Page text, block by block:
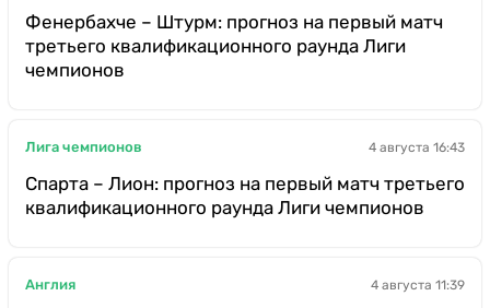
Фенербахче – Штурм: прогноз на первый матч
третьего квалификационного раунда Лиги
чемпионов
Лига чемпионов 4 августа 16:43
Спарта – Лион: прогноз на первый матч третьего
квалификационного раунда Лиги чемпионов
Англия 4 августа 11:39